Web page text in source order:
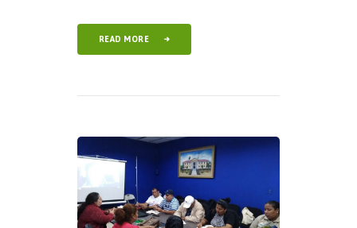
READ MORE